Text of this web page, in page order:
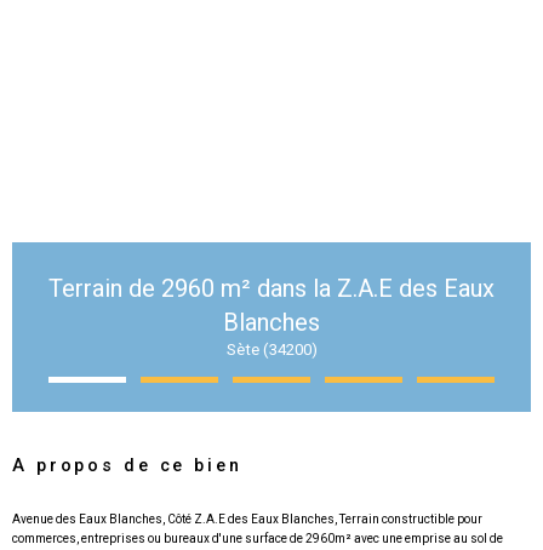
Terrain de 2960 m² dans la Z.A.E des Eaux
Blanches
Sète (34200)
A propos de ce bien
Avenue des Eaux Blanches, Côté Z.A.E des Eaux Blanches, Terrain constructible pour
commerces, entreprises ou bureaux d'une surface de 2960m² avec une emprise au sol de